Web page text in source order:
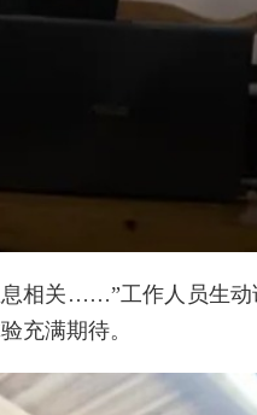
相关……”工作人员生
充满期待。